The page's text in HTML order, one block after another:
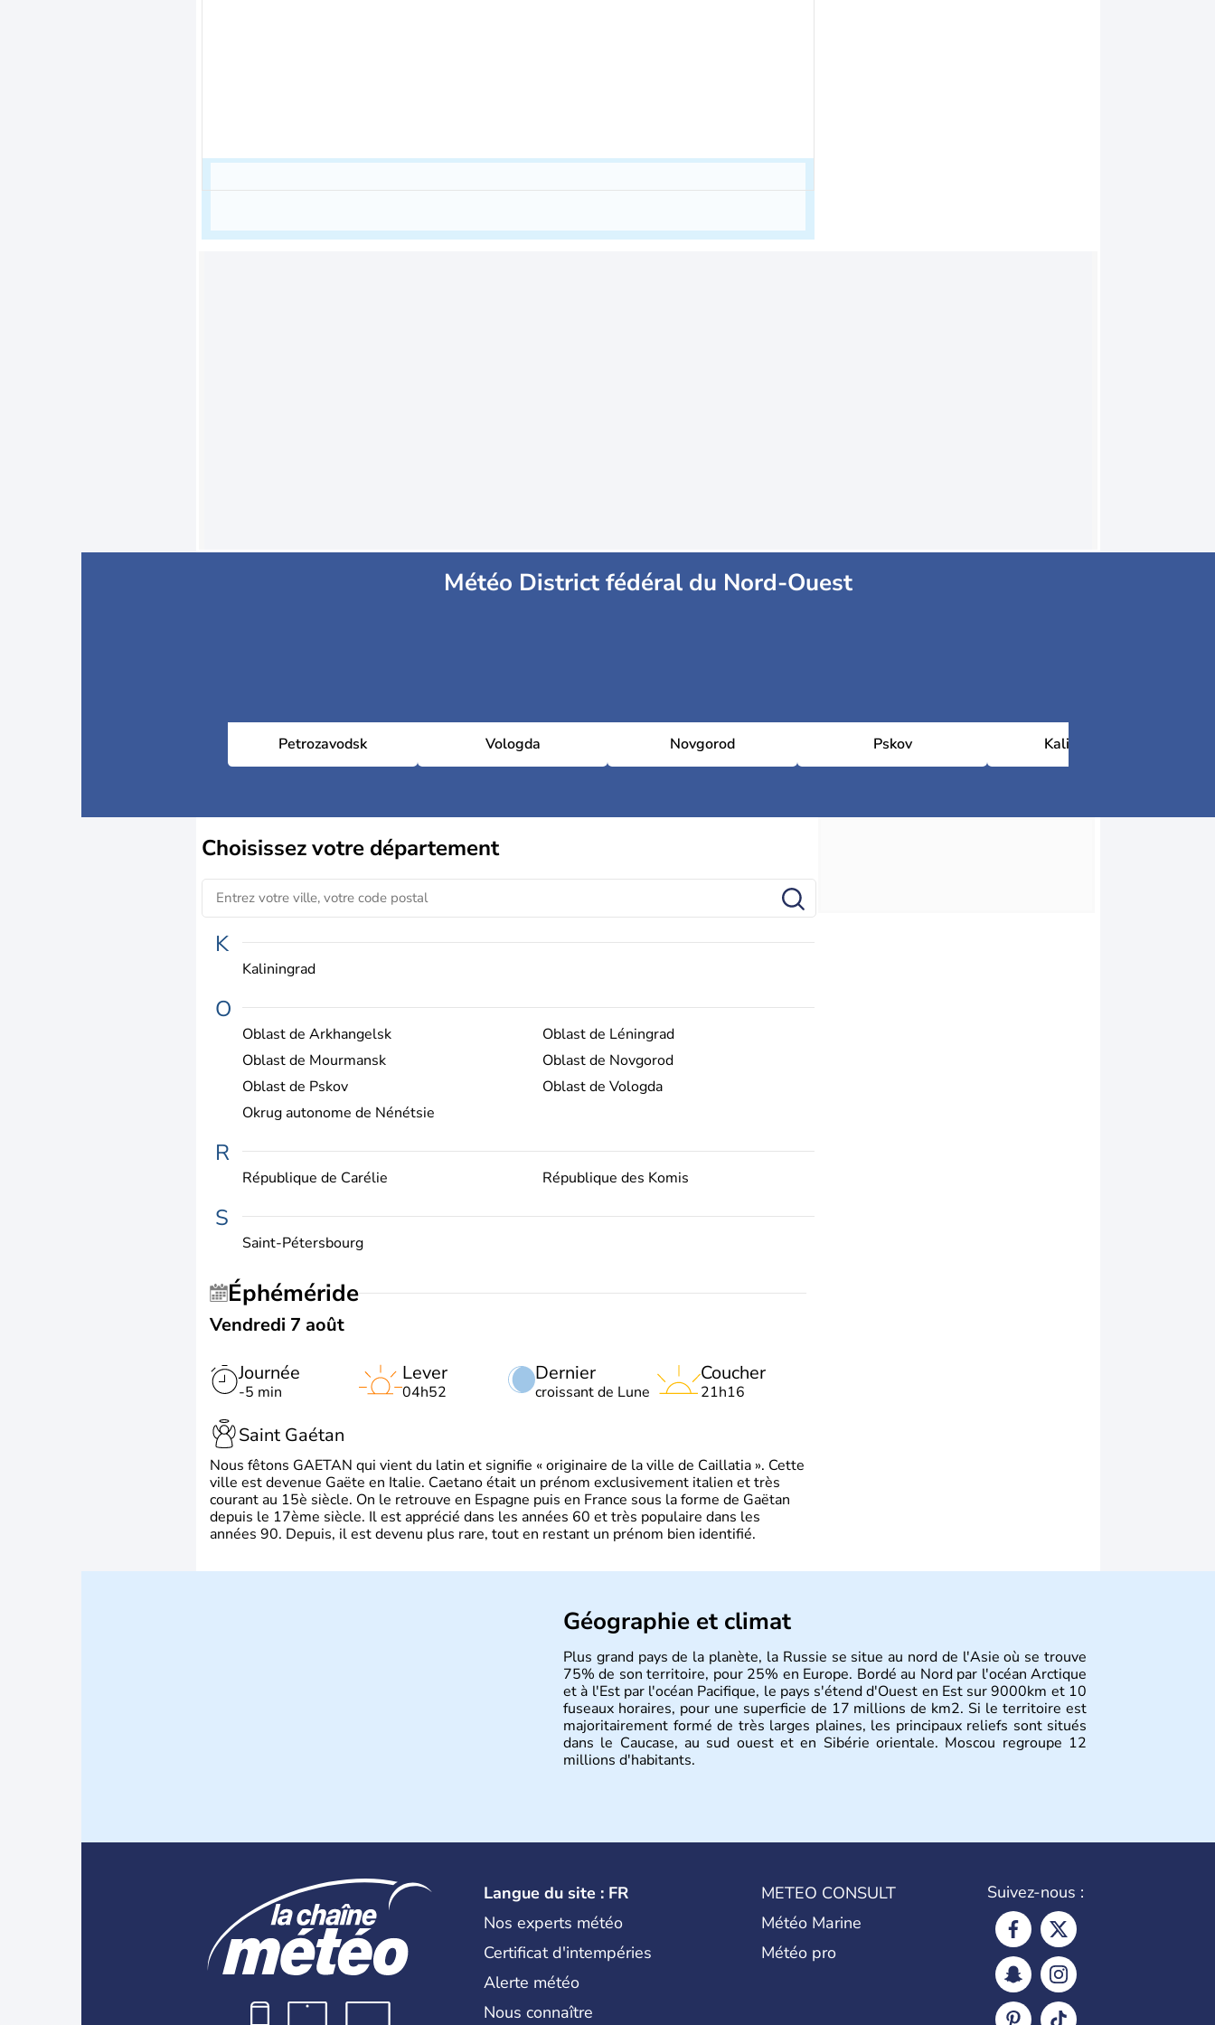
Météo District fédéral du Nord-Ouest
Petrozavodsk Vologda Novgorod Pskov Kaliningrad
Choisissezvotre département
K
Kaliningrad
O
Oblast de Arkhangelsk
Oblast de Léningrad
Oblast de Mourmansk
Oblast de Novgorod
Oblast de Pskov
Oblast de Vologda
Okrug autonome de Nénétsie
R
République de Carélie République des Komis
S
Saint-Pétersbourg
Éphéméride
Vendredi 7 août
Journée
-5 min
Dernier
croissant de Lune
Lever
04h52
Coucher
21h16
Saint Gaétan
Nous fêtons GAETAN qui vient du latin et signifie « originaire de la ville de Caillatia ». Cette
ville est devenue Gaëte en Italie. Caetano était un prénom exclusivement italien et très
courant au 15è siècle. On le retrouve en Espagne puis en France sous la forme de Gaëtan
depuis le 17ème siècle. Il est apprécié dans les années 60 et très populaire dans les
années 90. Depuis, il est devenu plus rare, tout en restant un prénom bien identifié.
Géographie et climat
Plus grand pays de la planète, la Russie se situe au nord de l'Asie où se trouve
75% de son territoire, pour 25% en Europe. Bordé au Nord par l'océan Arctique
et à l'Est par l'océan Pacifique, le pays s'étend d'Ouest en Est sur 9000km et 10
fuseaux horaires, pour une superficie de 17 millions de km2. Si le territoire est
majoritairement formé de très larges plaines, les principaux reliefs sont situés
dans le Caucase, au sud ouest et en Sibérie orientale. Moscou regroupe 12
millions d'habitants.
Langue du site : FR
Nos experts météo
Certificat d'intempéries
Alerte météo
Nous connaître
METEO CONSULT
Météo Marine
Météo pro
Suivez-nous :